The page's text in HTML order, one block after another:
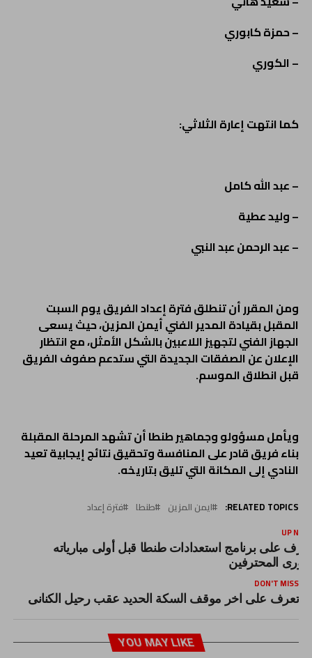
– حمزة كابوري
– الكوري
كما انتهت إعارة الثلاثي:
– عبد الله كامل
– وليد عطية
– عبد الرحمن عبد النبي
ومن المقرر أن تنطلق فترة إعداد الفريق يوم السبت
المقبل بقيادة المدير الفني أيمن المزين، حيث يسعى
الجهاز الفني لتجهيز اللاعبين بالشكل الأمثل، مع انتظار
الإعلان عن الصفقات الجديدة التي ستدعم صفوف الفريق
قبل انطلاق الموسم.
ويأمل مسؤولو وجماهير طنطا أن تشهد المرحلة المقبلة
بناء فريق قادر على المنافسة وتحقيق نتائج إيجابية تعيد
النادي إلى المكانة التي تليق بتاريخه.
RELATED TOPICS: ايمن المزين طنطا فترة إعداد
UP
على برنامج استعدادات طنطا قبل أولى مبارياته
المحترفين
DON'T MISS
تعرف على اخر موقف السكة الحديد عقب رحيل الكنانى
YOU MAY LIKE